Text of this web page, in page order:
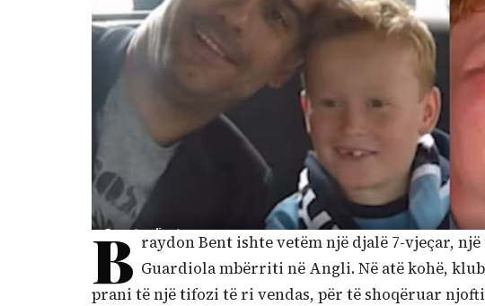
B raydon Bent ishte vetëm një djalë 7-vjeçar,
Guardiola mbërriti në Angli. Në atë kohë,
prani të një tifozi të ri vendas, për të shoqëruar